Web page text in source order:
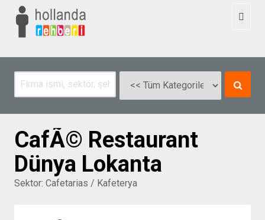
CafÃ© Restaurant
Dünya Lokanta
Sektor: Cafetarias / Kafeterya